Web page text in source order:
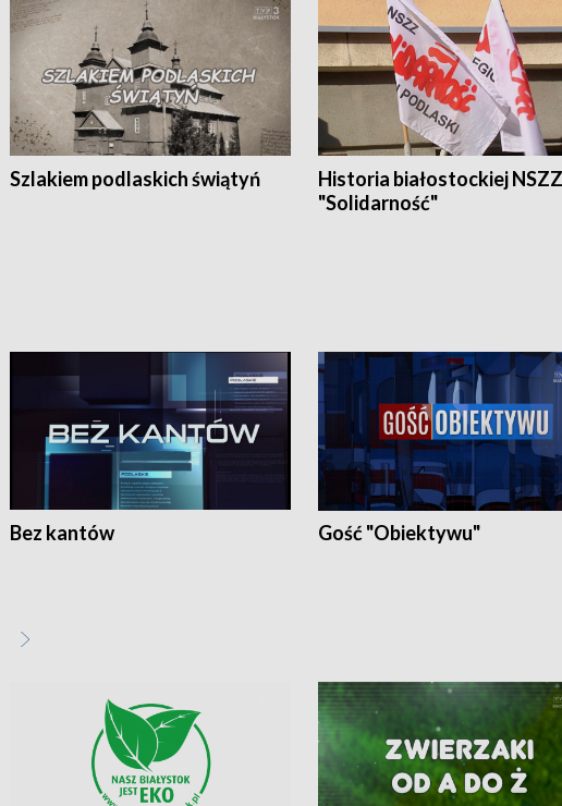
Szlakiem podlaskich świątyń
Historia białostockiej NSZZ
"Solidarność"
Bez kantów Gość "Obiektywu"